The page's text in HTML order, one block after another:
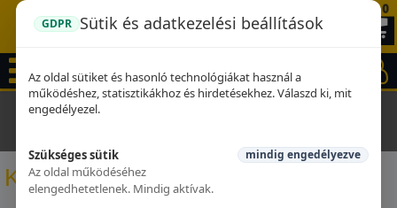
GDPR Sütik és adatkezelési beállítások
Az oldal sütiket és hasonló technológiákat használ a
működéshez, statisztikákhoz és hirdetésekhez. Válaszd ki, mit
engedélyezel.
Szükséges sütik
Az oldal működéséhez
elengedhetetlenek. Mindig aktívak.
mindig engedélyezve
0
Kezdőlap Dominator kipufogók
Kawasaki ZX6R 1998 - 2002